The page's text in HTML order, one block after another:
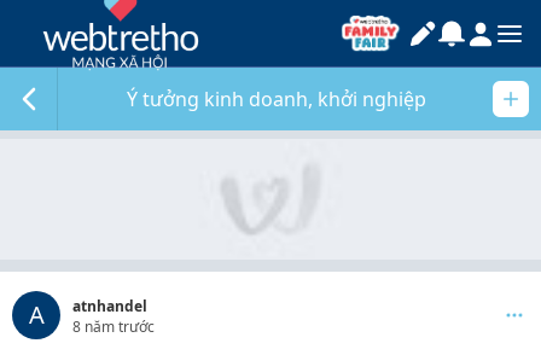
Ý tưởng kinh doanh, khởi nghiệp
A
atnhandel
8 năm trước